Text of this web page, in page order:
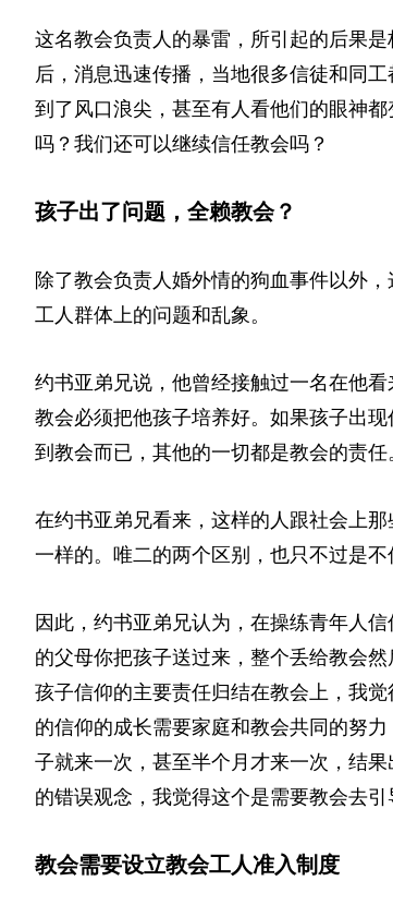
这名教会负责人的暴雷，所引起的后果
后，消息迅速传播，当地很多信徒和同
到了风口浪尖，甚至有人看他们的眼神
吗？我们还可以继续信任教会吗？
孩子出了问题，全赖教会？
除了教会负责人婚外情的狗血事件以外
工人群体上的问题和乱象。
约书亚弟兄说，他曾经接触过一名在他
教会必须把他孩子培养好。如果孩子出
到教会而已，其他的一切都是教会的责任
在约书亚弟兄看来，这样的人跟社会上
一样的。唯二的两个区别，也只不过是
因此，约书亚弟兄认为，在操练青年人
的父母你把孩子送过来，整个丢给教会
孩子信仰的主要责任归结在教会上，我
的信仰的成长需要家庭和教会共同的努
子就来一次，甚至半个月才来一次，结
的错误观念，我觉得这个是需要教会去引
教会需要设立教会工人准入制度